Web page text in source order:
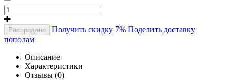
Распродано Получить скидку 7% Поделить доставку
пополам
Описание
Характеристики
Отзывы (0)